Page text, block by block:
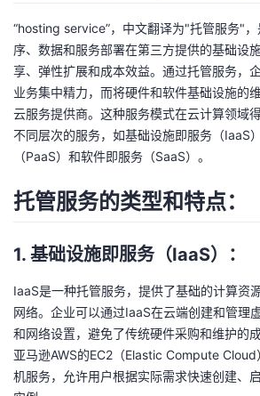
我
的
博
客
我
的
论
坛
我
的
圈
子
我
的
直
播
我
的
活
动
我
的
关
注
我
的
开
我
的
我
“hosting service”，中文翻译为"托管服务"
序、数据和服务部署在第三方提供的基础设
享、弹性扩展和成本效益。通过托管服务，
业务集中精力，而将硬件和软件基础设施的
云服务提供商。这种服务模式在云计算领域
不同层次的服务，如基础设施即服务（IaaS
（PaaS）和软件即服务（SaaS）。
托管服务的类型和特点：
1. 基础设施即服务（IaaS）：
IaaS是一种托管服务，提供了基础的计算资
网络。企业可以通过IaaS在云端创建和管理
和网络设置，避免了传统硬件采购和维护的
亚马逊AWS的EC2（Elastic Compute
机服务，允许用户根据实际需求快速创建、